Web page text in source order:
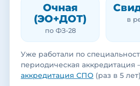
Очная
(ЭО+ДОТ)
по ФЗ-28
в
Уже работали по
периодическая аккредитация
аккредитация СПО (раз в 5